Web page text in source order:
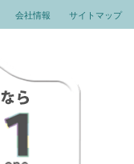
会社情報 サイトマップ